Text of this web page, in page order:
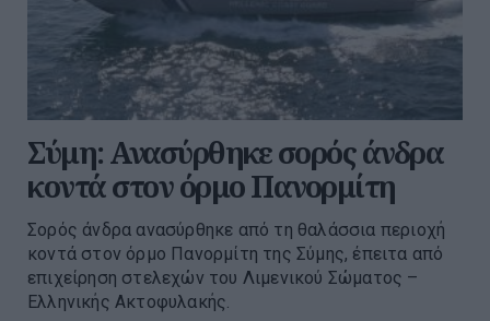
Σύμη: Ανασύρθηκε σορός άνδρα
κοντά στον όρμο Πανορμίτη
Σορός άνδρα ανασύρθηκε από τη θαλάσσια περιοχή
κοντά στον όρμο Πανορμίτη της Σύμης, έπειτα από
επιχείρηση στελεχών του Λιμενικού Σώματος –
Ελληνικής Ακτοφυλακής.